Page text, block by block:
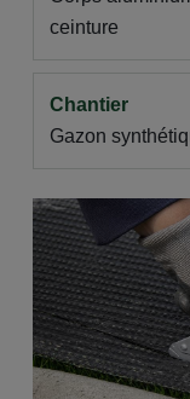
ceinture
Chantier
Gazon